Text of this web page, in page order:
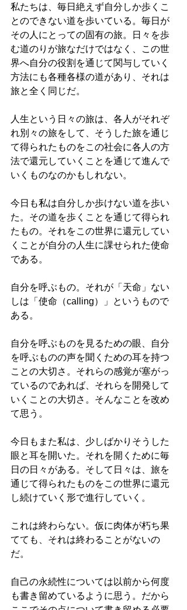
私たちは、毎日絶えず自分しか歩くこ
とのできない道を歩いている。毎日が
その人にとっての固有の旅。日々を歩
む道のりが旅なだけではなく、この世
界へ自分の役割を通じて関与していく
方法にも各種各様の道があり、それは
旅と全く同じだ。
人生という日々の旅は、各人がそれぞ
れ別々の旅をして、そうした旅を通じ
て得られたものをこの社会に各人の方
法で還元していくことを通じて進んで
いくものなのかもしれない。
今日も私は自分しか歩けない道を歩い
た。その道を歩くことを通じて得られ
たもの。それをこの世界に還元してい
くことが自分の人生に課せられた使命
である。
自分を呼ぶもの。それが「天命」ない
しは「使命（calling）」というもので
ある。
自分を呼ぶものを見るための眼、自分
を呼ぶものの声を聞くための耳を持つ
ことの大切さ。それらの感覚が塞がっ
ているのであれば、それらを開発して
いくことの大切さ。そんなことを改め
て思う。
今日もまた私は、少しばかりそうした
眼と耳を開いた。それを開くために毎
日の日々がある。そして日々は、旅を
通じて得られたものをこの世界に還元
し続けていく形で進行していく。
これは終わらない。仮に肉体が朽ち果
てても、それは終わることがないの
だ。
自己の永続性については以前から何度
も書き留めているように思う。だから